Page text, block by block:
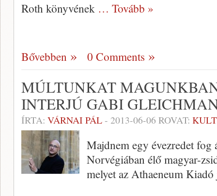
Roth könyvének … Tovább »
Bővebben 0 Comments
MÚLTUNKAT
INTERJÚ GABI
ÍRTA: VÁRNAI PÁL- 2013-06-06 ROVAT:
Majdnem egy évezredet
Norvégiában élő magyar-
melyet az Athaeneum